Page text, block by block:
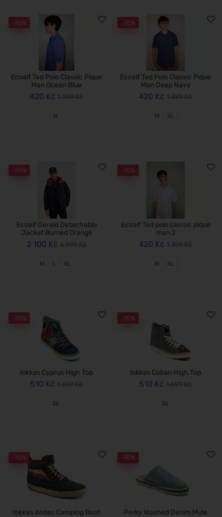
-70%
Ecoalf Ted Polo Classic Pique
Man Ocean Blue
420 Kč 1 399 Kč
M
-70%
Ecoalf Ted Polo Classic Pique
Man Deep Navy
420 Kč 1 399 Kč
M XL
-70%
Ecoalf Gerald Detachable
Jacket Burned Orange
2 100 Kč 6 999 Kč
M L XL
-70%
Ecoalf Ted polo classic pique
man 2
420 Kč 1 399 Kč
M XL
-70%
Inkkas Cyprus High Top
510 Kč 1 699 Kč
36
-70%
Inkkas Coban High Top
510 Kč 1 699 Kč
36
-70%
Inkkas Andes Camping Boot
-70%
Perky Washed Denim Mule